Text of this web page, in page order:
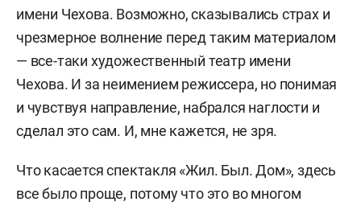
имени Чехова. Возможно, сказывались страх и
чрезмерное волнение перед таким материалом
— все-таки художественный театр имени
Чехова. И за неимением режиссера, но понимая
и чувствуя направление, набрался наглости и
сделал это сам. И, мне кажется, не зря.
Что касается спектакля «Жил. Был. Дом», здесь
все было проще, потому что это во многом